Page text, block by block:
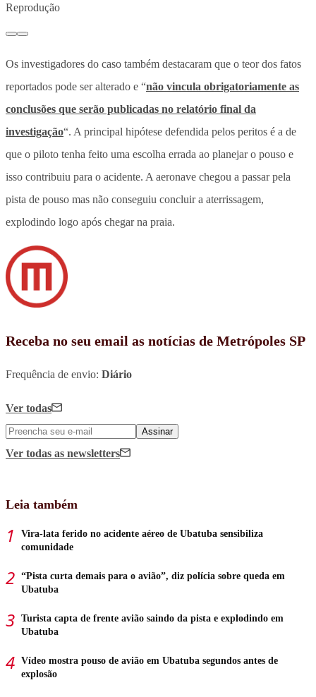
Reprodução
Os investigadores do caso também destacaram que o teor dos fatos
reportados pode ser alterado e “não vincula obrigatoriamente as
conclusões que serão publicadas no relatório final da
investigação“. A principal hipótese defendida pelos peritos é a de
que o piloto tenha feito uma escolha errada ao planejar o pouso e
isso contribuiu para o acidente. A aeronave chegou a passar pela
pista de pouso mas não conseguiu concluir a aterrissagem,
explodindo logo após chegar na praia.
Receba no seu email as notícias de Metrópoles SP
Frequência de envio: Diário
Ver todas
Assinar
Ver todas as newsletters
Leia também
Vira-lata ferido no acidente aéreo de Ubatuba sensibiliza
comunidade
“Pista curta demais para o avião”, diz polícia sobre queda em
Ubatuba
Turista capta de frente avião saindo da pista e explodindo em
Ubatuba
Vídeo mostra pouso de avião em Ubatuba segundos antes de
explosão